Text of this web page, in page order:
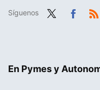
Síguenos
En Pymes y